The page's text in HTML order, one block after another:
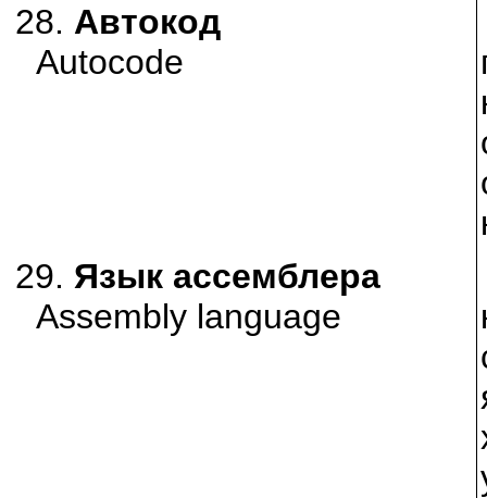
28. Автокод
Autocode
29. Язык ассемблера
Assembly language